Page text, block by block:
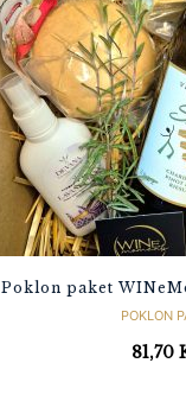
Poklon paket
POKLON
81,70